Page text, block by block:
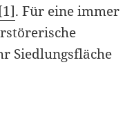
[1]. Für eine immer
Siedlungsfläche